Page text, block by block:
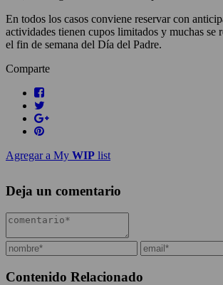
En todos los casos conviene reservar con
actividades tienen cupos limitados y muchas se
el fin de semana del Día del Padre.
Comparte
Agregar a My WIP list
Deja un comentario
Contenido Relacionado